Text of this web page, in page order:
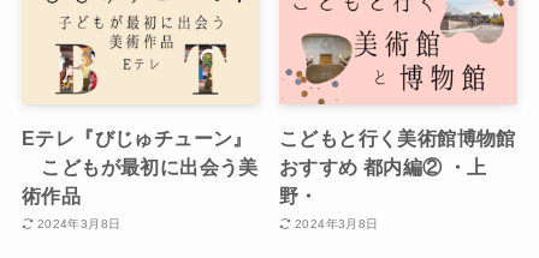
Eテレ『びじゅチューン』
こどもが最初に出会う美
術作品
2024年3月8日
こどもと行く美術館博物館
おすすめ 都内編② ・上
野・
2024年3月8日